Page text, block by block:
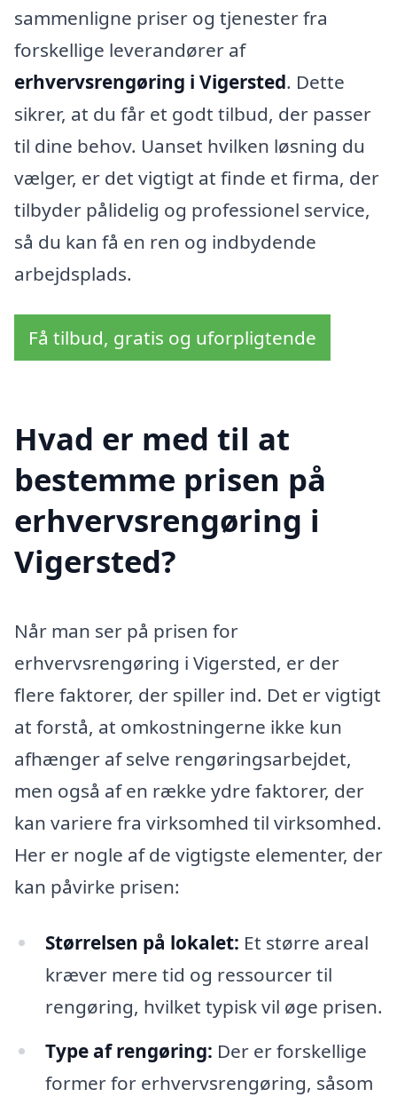
sammenligne priser og tjenester fra
forskellige leverandører af
erhvervsrengøring i Vigersted. Dette
sikrer, at du får et godt tilbud, der passer
til dine behov. Uanset hvilken løsning du
vælger, er det vigtigt at finde et firma, der
tilbyder pålidelig og professionel service,
så du kan få en ren og indbydende
arbejdsplads.
Få tilbud, gratis og uforpligtende
Hvad er med til at
bestemme prisen på
erhvervsrengøring i
Vigersted?
Når man ser på prisen for
erhvervsrengøring i Vigersted, er der
flere faktorer, der spiller ind. Det er vigtigt
at forstå, at omkostningerne ikke kun
afhænger af selve rengøringsarbejdet,
men også af en række ydre faktorer, der
kan variere fra virksomhed til virksomhed.
Her er nogle af de vigtigste elementer, der
kan påvirke prisen:
Størrelsen på lokalet: Et større areal
kræver mere tid og ressourcer til
rengøring, hvilket typisk vil øge prisen.
Type af rengøring: Der er forskellige
former for erhvervsrengøring, såsom